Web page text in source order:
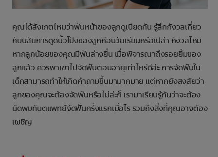
คุณได้สังเกตไหมว่าฟันหน้าของลูกดูเบียดกัน รู้สึกกังวลเกี่ยว
กับนิสัยการดูดนิ้วโป้งของลูกก่อนวัยเรียนหรือเปล่า กังวลไหม
หากลูกน้อยของคุณมีฟันล่างยื่น เมื่อพิจารณาถึงรอยยิ้มของ
ลูกแล้ว ควรพาเขาไปจัดฟันตอนอายุเท่าไหร่ดีล่ะ การจัดฟันใน
เด็กสามารถทำให้เกิดคำถามขึ้นมามากมาย แต่หากยังสงสัยว่า
ลูกของคุณจะต้องจัดฟันหรือไม่ล่ะก็ เรามาเรียนรู้กันว่าจะต้อง
นัดพบทันตแพทย์จัดฟันครั้งแรกเมื่อไร รวมถึงสิ่งที่คุณอาจต้อง
เผชิญ